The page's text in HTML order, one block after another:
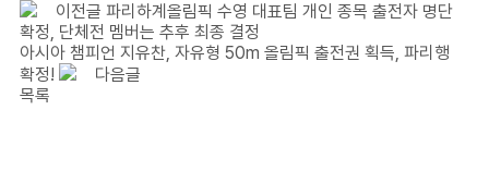
이전글 파리하계올림픽 수영 대표팀 개인 종목 출전자 명단
확정, 단체전 멤버는 추후 최종 결정
아시아 챔피언 지유찬, 자유형 50m 올림픽 출전권 획득, 파리행
확정!
다음글
목록